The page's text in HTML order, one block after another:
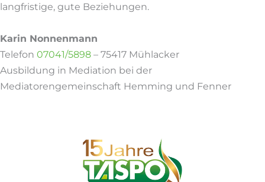
langfristige, gute Beziehungen.
Karin Nonnenmann
Telefon 07041/5898 – 75417 Mühlacker
Ausbildung in Mediation bei der
Mediatorengemeinschaft Hemming und Fenner